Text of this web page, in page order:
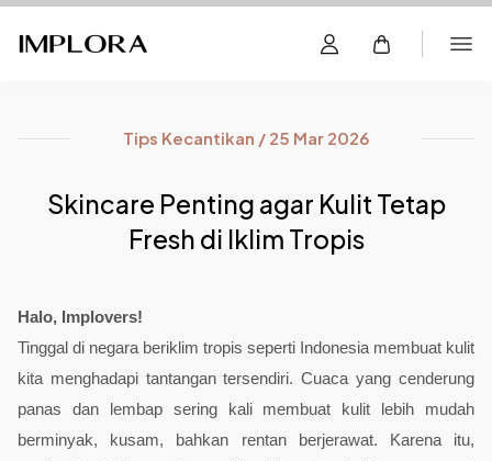
Tips Kecantikan / 25 Mar 2026
Skincare Penting agar Kulit Tetap
Fresh di Iklim Tropis
Halo, Implovers!
Tinggal di negara beriklim tropis seperti Indonesia membuat kulit
kita menghadapi tantangan tersendiri. Cuaca yang cenderung
panas dan lembap sering kali membuat kulit lebih mudah
berminyak, kusam, bahkan rentan berjerawat. Karena itu,